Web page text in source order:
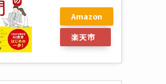
Amazon
楽天市